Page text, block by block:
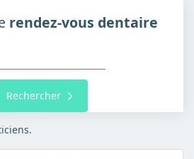
rendez-vous dentaire
Rechercher